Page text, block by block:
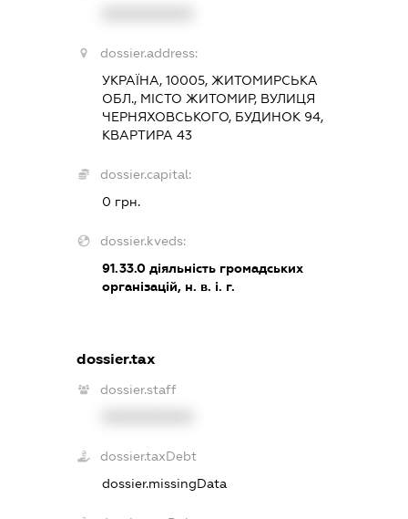
dossier.address:
УКРАЇНА, 10005, ЖИТОМИРСЬКА
ОБЛ., МІСТО ЖИТОМИР, ВУЛИЦЯ
ЧЕРНЯХОВСЬКОГО, БУДИНОК 94,
КВАРТИРА 43
dossier.capital:
0 грн.
dossier.kveds:
91.33.0 діяльність громадських
організацій, н. в. і. г.
dossier.tax
dossier.staff
dossier.taxDebt
dossier.missingData